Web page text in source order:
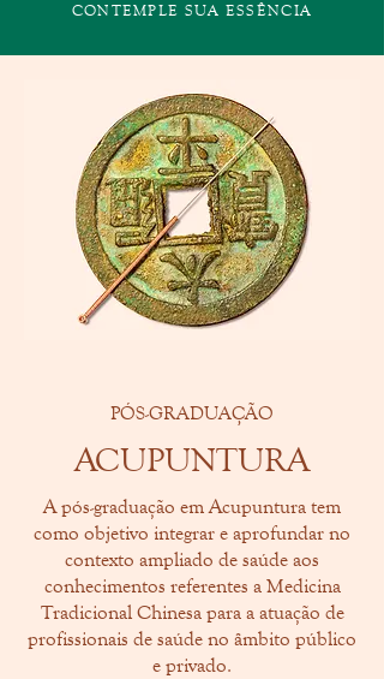
CONTEMPLE SUA ESSÊNCIA
PÓS-GRADUAÇÃO
ACUPUNTURA
A pós-graduação em Acupuntura tem
como objetivo integrar e aprofundar no
contexto ampliado de saúde aos
conhecimentos referentes a Medicina
Tradicional Chinesa para a atuação de
profissionais de saúde no âmbito público
e privado.